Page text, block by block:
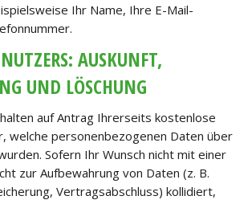
Ihr Name, Ihre E-Mail-
AUSKUNFT,
UND LÖSCHUNG
auf Antrag Ihrerseits kostenlose
welche personenbezogenen Daten über
Sofern Ihr Wunsch nicht mit einer
zur Aufbewahrung von Daten (z. B.
Vertragsabschluss) kollidiert,